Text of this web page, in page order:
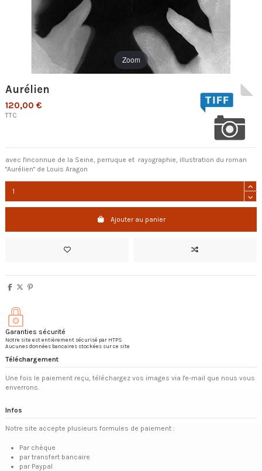
Zoom
Aurélien
120,00 €
TTC
avec l'inconnue de la Seine, perruque et rayographie, illustration du roman
"Aurélien" de Louis Aragon
Ajouter au panier
Garanties sécurité
Notre site est entièrement sécurisé par HTPS
Aucunes données bancaires stockées sur ce site
Téléchargement
Une fois le paiement reçu, téléchargez vos images via l'e-mail que nous vous
enverrons.
Infos
Notre site accepte plusieurs formules de paiement :
Par chèque
par transfert bancaire
par Paypal